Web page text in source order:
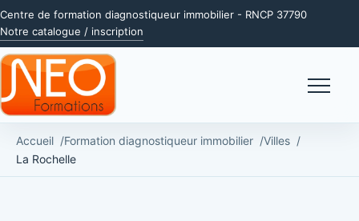
Centre de formation diagnostiqueur immobilier - RNCP 37790
Notre catalogue / inscription
Accueil Formation diagnostiqueur immobilier
Villes
La Rochelle